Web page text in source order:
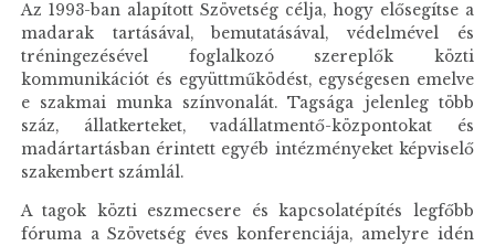
Az 1993-ban alapított Szövetség célja, hogy elősegítse a
madarak tartásával, bemutatásával, védelmével és
tréningezésével foglalkozó szereplők közti
kommunikációt és együttműködést, egységesen emelve
e szakmai munka színvonalát. Tagsága jelenleg több
száz, állatkerteket, vadállatmentő-központokat és
madártartásban érintett egyéb intézményeket képviselő
szakembert számlál.
A tagok közti eszmecsere és kapcsolatépítés legfőbb
fóruma a Szövetség éves konferenciája, amelyre idén